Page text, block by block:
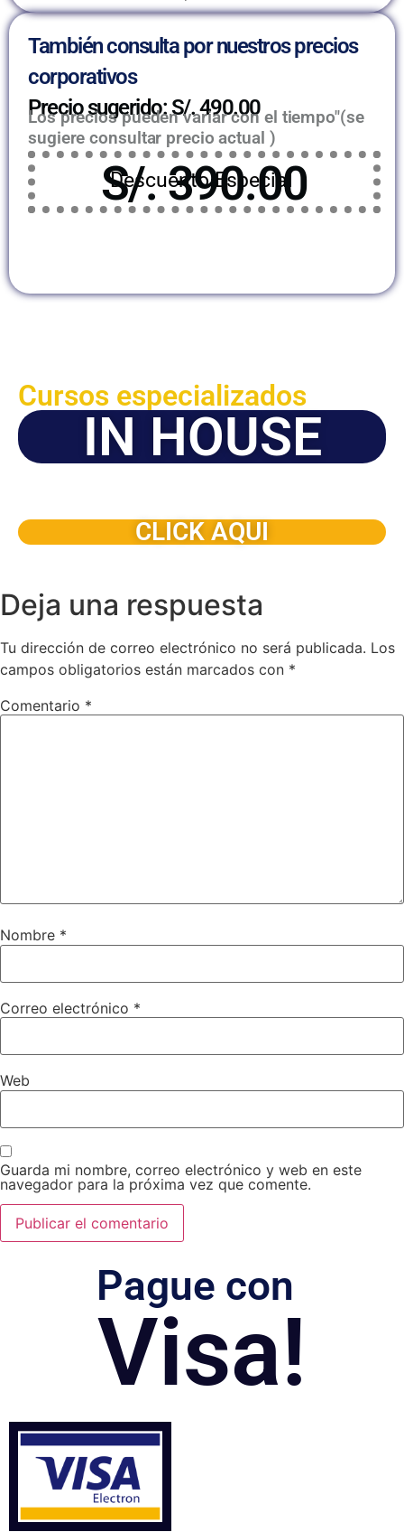
También consulta por nuestros precios
corporativos
Precio sugerido: S/. 490.00
Los precios pueden variar con el tiempo"(se
sugiere consultar precio actual )
Descuento Especial
S/. 390.00
Cursos especializados
IN HOUSE
CLICK AQUI
Deja una respuesta
Tu dirección de correo electrónico no será publicada. Los
campos obligatorios están marcados con *
Comentario *
Nombre *
Correo electrónico *
Web
Guarda mi nombre, correo electrónico y web en este
navegador para la próxima vez que comente.
Pague con
Visa!